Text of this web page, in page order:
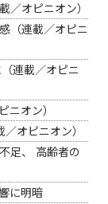
／オピニオン）
（連載／オピニ
連載／オピニ
ニオン）
オピニオン）
足、 高齢者の
に明暗